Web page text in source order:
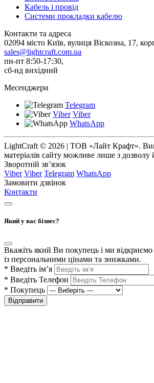
Кабель і провід
Системи прокладки кабелю
Контакти та адреса
02094 місто Київ, вулиця Віскозна, 17,
sales@lightcraft.com.ua
пн-пт 8:50-17:30,
сб-нд вихідний
Месенджери
Telegram
Viber Viber
WhatsApp
LightCraft © 2026 | ТОВ «Лайт Крафт».
матеріалів сайту можливе лише з дозволу
Зворотній зв’язок
Viber Viber Telegram WhatsApp
Замовити дзвінок
Контакти
Який у вас бізнес?
Вкажіть який Ви покупець і ми відкриємо
із персональними цінами та знижками.
* Введіть ім’я
* Введіть Телефон
* Покупець
Відправити